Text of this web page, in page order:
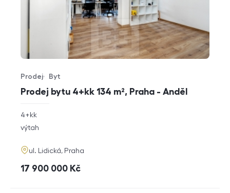
Prodej bytu 4+kk 134 m², Praha - Anděl
Typ nabídky
Prodej
Typ nemovitosti
Byt
rozměry
dispozice
4+kk
funkce
výtah
adresa
ul. Lidická, Praha
cena
17 900 000 Kč